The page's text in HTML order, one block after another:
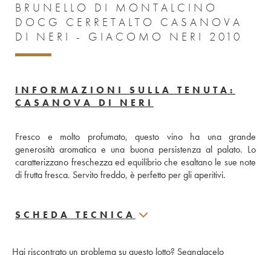
BRUNELLO DI MONTALCINO
DOCG CERRETALTO CASANOVA
DI NERI - GIACOMO NERI 2010
INFORMAZIONI SULLA TENUTA:
CASANOVA DI NERI
Fresco e molto profumato, questo vino ha una grande
generosità aromatica e una buona persistenza al palato. Lo
caratterizzano freschezza ed equilibrio che esaltano le sue note
di frutta fresca. Servito freddo, è perfetto per gli aperitivi.
SCHEDA TECNICA
Hai riscontrato un problema su questo lotto? Segnalacelo